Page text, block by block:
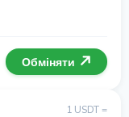
Обміняти
1 USDT =